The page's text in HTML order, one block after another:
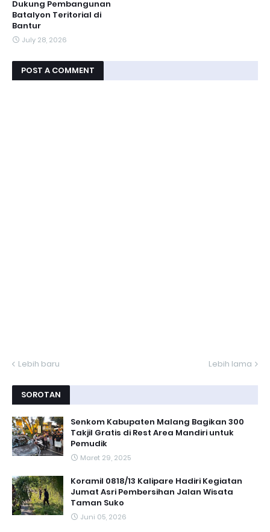
Dukung Pembangunan
Batalyon Teritorial di
Bantur
July 28, 2026
POST A COMMENT
Lebih baru Lebih lama
SOROTAN
Senkom Kabupaten Malang Bagikan 300
Takjil Gratis di Rest Area Mandiri untuk
Pemudik
Maret 29, 2025
Koramil 0818/13 Kalipare Hadiri Kegiatan
Jumat Asri Pembersihan Jalan Wisata
Taman Suko
Juni 05, 2026